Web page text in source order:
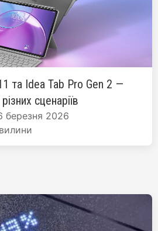
та Idea Tab Pro Gen 2 —
сценаріїв
березня 2026